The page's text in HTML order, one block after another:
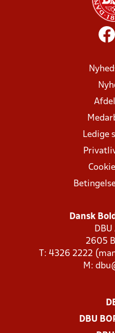
Ledige
Dansk
DBU
2605
T: 4326 2222
M:
DBU